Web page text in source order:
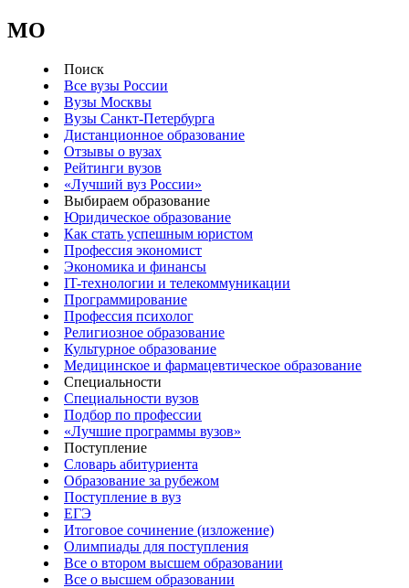
MO
Поиск
Все вузы России
Вузы Москвы
Вузы Санкт-Петербурга
Дистанционное образование
Отзывы о вузах
Рейтинги вузов
«Лучший вуз России»
Выбираем образование
Юридическое образование
Как стать успешным юристом
Профессия экономист
Экономика и финансы
IT-технологии и телекоммуникации
Программирование
Профессия психолог
Религиозное образование
Культурное образование
Медицинское и фармацевтическое образование
Специальности
Специальности вузов
Подбор по профессии
«Лучшие программы вузов»
Поступление
Словарь абитуриента
Образование за рубежом
Поступление в вуз
ЕГЭ
Итоговое сочинение (изложение)
Олимпиады для поступления
Все о втором высшем образовании
Все о высшем образовании